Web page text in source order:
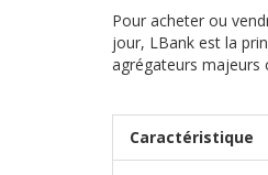
Pour acheter ou
jour, LBank est la
agrégateurs majeurs
Caractéristique